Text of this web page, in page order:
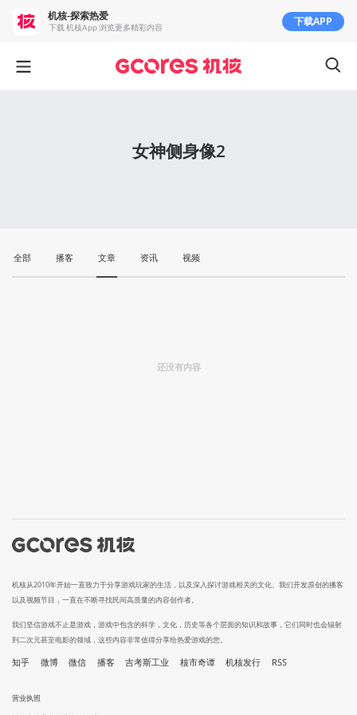
女神侧身像2
全部 播客 文章 资讯 视频
还没有内容
机核从2010年开始一直致力于分享游戏玩家的生活，以及深入探讨游戏相关的文化。我们开发原创的播客
以及视频节目，一直在不断寻找民间高质量的内容创作者。
我们坚信游戏不止是游戏，游戏中包含的科学，文化，历史等各个层面的知识和故事，它们同时也会辐射
到二次元甚至电影的领域，这些内容非常值得分享给热爱游戏的您。
知乎 微博 微信 播客 吉考斯工业 核市奇谭 机核发行 RSS
营业执照
机核-探索热爱
下载 机核App 浏览更多精彩内容 下载APP